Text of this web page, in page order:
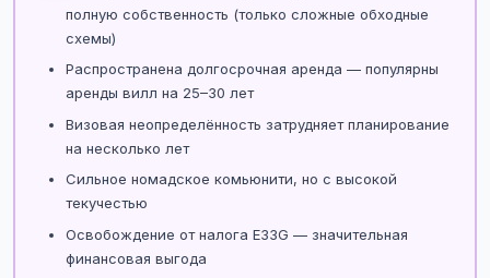
полную собственность (только сложные обходные
схемы)
Распространена долгосрочная аренда — популярны
аренды вилл на 25–30 лет
Визовая неопределённость затрудняет планирование
на несколько лет
Сильное номадское комьюнити, но с высокой
текучестью
Освобождение от налога E33G — значительная
финансовая выгода